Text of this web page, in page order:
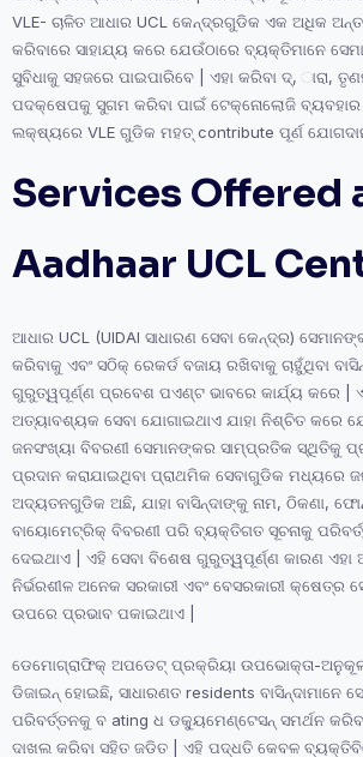
VLE- ଚାଳିତ ଆଧାର UCL କେନ୍ଦ୍ରଗୁଡିକ ଏକ ଅଧିକ
କରିବାରେ ସାହାଯ୍ୟ କରେ ଯେଉଁଠାରେ ବ୍ୟକ୍ତିମାନେ
ସୁବିଧାକୁ ସହଜରେ ପାଇପାରିବେ | ଏହା କରିବା ଦ୍, ାରା,
ପଦକ୍ଷେପକୁ ସୁଗମ କରିବା ପାଇଁ ଟେକ୍ନୋଲୋଜି
ଲକ୍ଷ୍ୟରେ VLE ଗୁଡିକ ମହତ୍ contribute ପୂର୍ଣ
Services Offered
Aadhaar UCL
ଆଧାର UCL (UIDAI ସାଧାରଣ ସେବା କେନ୍ଦ୍ର)
କରିବାକୁ ଏବଂ ସଠିକ୍ ରେକର୍ଡ ବଜାୟ ରଖିବାକୁ ଚାହୁଁଥିବା
ଗୁରୁତ୍ୱପୂର୍ଣ୍ଣ ପ୍ରବେଶ ପଏଣ୍ଟ ଭାବରେ କାର୍ଯ୍ୟ କରେ |
ଅତ୍ୟାବଶ୍ୟକ ସେବା ଯୋଗାଇଥାଏ ଯାହା ନିଶ୍ଚିତ କରେ
ଜନସଂଖ୍ୟା ବିବରଣୀ ସେମାନଙ୍କର ସାମ୍ପ୍ରତିକ ସ୍ଥିତିକୁ
ପ୍ରଦାନ କରାଯାଇଥିବା ପ୍ରାଥମିକ ସେବାଗୁଡିକ ମଧ୍ୟରେ
ଅଦ୍ୟତନଗୁଡିକ ଅଛି, ଯାହା ବାସିନ୍ଦାଙ୍କୁ ନାମ, ଠିକଣା,
ବାୟୋମେଟ୍ରିକ୍ ବିବରଣୀ ପରି ବ୍ୟକ୍ତିଗତ ସୂଚନାକୁ
ଦେଇଥାଏ | ଏହି ସେବା ବିଶେଷ ଗୁରୁତ୍ୱପୂର୍ଣ୍ଣ କାରଣ ଏହା
ନିର୍ଭରଶୀଳ ଅନେକ ସରକାରୀ ଏବଂ ବେସରକାରୀ କ୍ଷେତ୍ର
ଉପରେ ପ୍ରଭାବ ପକାଇଥାଏ |
ଡେମୋଗ୍ରାଫିକ୍ ଅପଡେଟ୍ ପ୍ରକ୍ରିୟା ଉପଭୋକ୍ତା-ଅନୁକୂଳ
ଡିଜାଇନ୍ ହୋଇଛି, ସାଧାରଣତ residents ବାସିନ୍ଦାମାନେ
ପରିବର୍ତ୍ତନକୁ ବ ating ଧ ଡକ୍ୟୁମେଣ୍ଟେସନ୍ ସମର୍ଥନ
ଦାଖଲ କରିବା ସହିତ ଜଡିତ | ଏହି ପଦ୍ଧତି କେବଳ